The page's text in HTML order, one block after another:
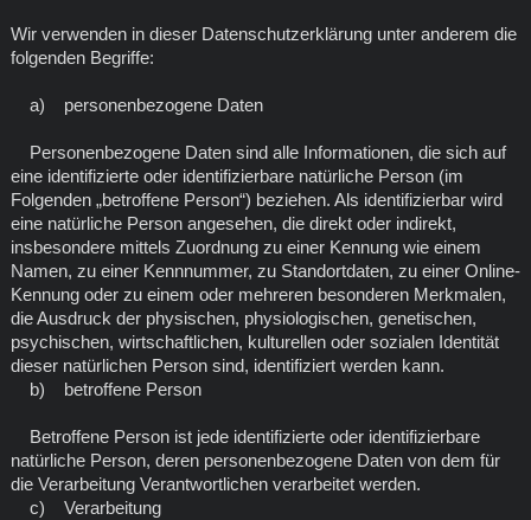
Wir verwenden in dieser Datenschutzerklärung unter anderem die
folgenden Begriffe:
a) personenbezogene Daten
Personenbezogene Daten sind alle Informationen, die sich auf
eine identifizierte oder identifizierbare natürliche Person (im
Folgenden „betroffene Person“) beziehen. Als identifizierbar wird
eine natürliche Person angesehen, die direkt oder indirekt,
insbesondere mittels Zuordnung zu einer Kennung wie einem
Namen, zu einer Kennnummer, zu Standortdaten, zu einer Online-
Kennung oder zu einem oder mehreren besonderen Merkmalen,
die Ausdruck der physischen, physiologischen, genetischen,
psychischen, wirtschaftlichen, kulturellen oder sozialen Identität
dieser natürlichen Person sind, identifiziert werden kann.
b) betroffene Person
Betroffene Person ist jede identifizierte oder identifizierbare
natürliche Person, deren personenbezogene Daten von dem für
die Verarbeitung Verantwortlichen verarbeitet werden.
c) Verarbeitung